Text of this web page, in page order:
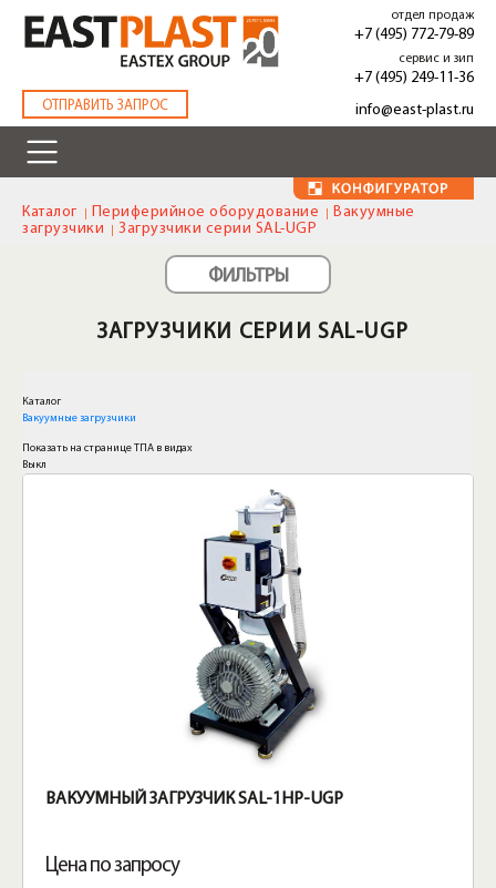
основному
содержанию
ОТПРАВИТЬ ЗАПРОС
отдел продаж
+7 (495) 772-79-89
сервис и зип
+7 (495) 249-11-36
info@east-plast.ru
Каталог Периферийное оборудование
Вакуумные
загрузчики
Загрузчики серии SAL-UGP
ФИЛЬТРЫ
ЗАГРУЗЧИКИ СЕРИИ SAL-UGP
Каталог
Вакуумные загрузчики
Показать на странице ТПА в видах
Выкл
ВАКУУМНЫЙ ЗАГРУЗЧИК SAL-1HP-UGP
Цена по запросу